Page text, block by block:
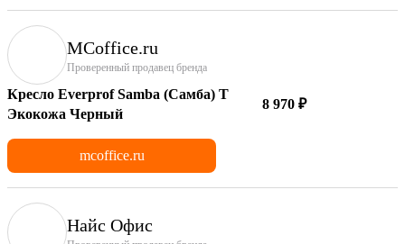
MCoffice.ru
Проверенный продавец бренда
Кресло Everprof Samba (Самба) T
Экокожа Черный
8 970 ₽
mcoffice.ru
Найс Офис